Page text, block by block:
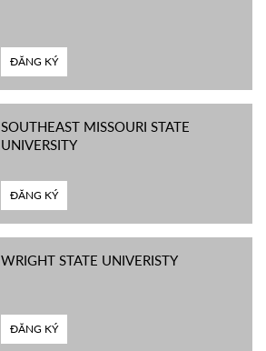
ĐĂNG KÝ
SOUTHEAST MISSOURI STATE
UNIVERSITY
ĐĂNG KÝ
WRIGHT STATE UNIVERISTY
ĐĂNG KÝ